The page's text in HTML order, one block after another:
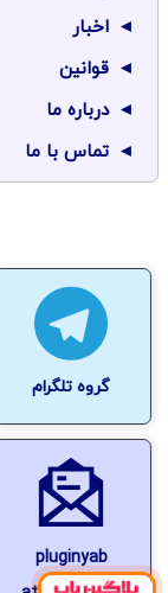
اخبار
قوانین
درباره ما
تماس با ما
گروه تلگرام
pluginyab